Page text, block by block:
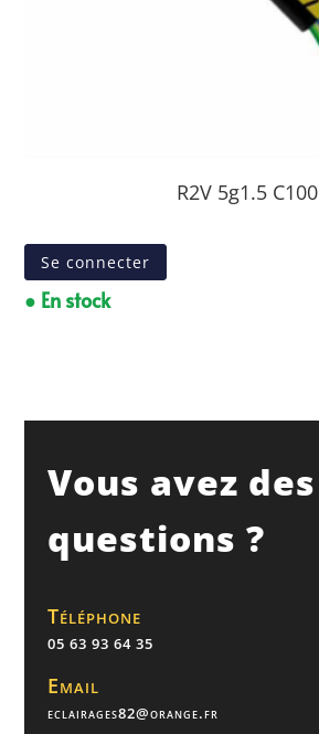
R2V 5g1.5 C100
Se connecter
● En stock
Vous avez des
questions ?
Téléphone
05 63 93 64 35
Email
eclairages82@orange.fr